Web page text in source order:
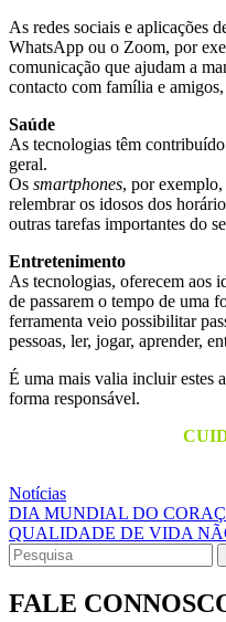
As redes sociais e aplicações
WhatsApp ou o Zoom, por
comunicação que ajudam a
contacto com família e
Saúde
As tecnologias têm
geral.
Os smartphones, por exemplo,
relembrar os idosos dos
outras tarefas importantes do
Entretenimento
As tecnologias, oferecem aos
de passarem o tempo de uma
ferramenta veio possibilitar
pessoas, ler, jogar, aprender,
É uma mais valia incluir estes
forma responsável.
Notícias
Navegação
de
artigos
DIA MUNDIAL DO
QUALIDADE DE VIDA
Search
for:
FALE